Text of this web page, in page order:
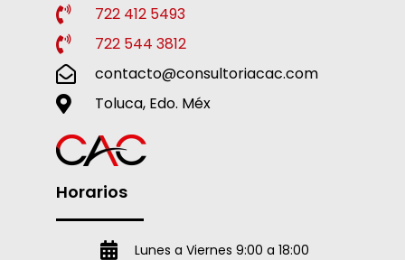
722 412 5493
722 544 3812
contacto@consultoriacac.com
Toluca, Edo. Méx
Horarios
Lunes a Viernes 9:00 a 18:00